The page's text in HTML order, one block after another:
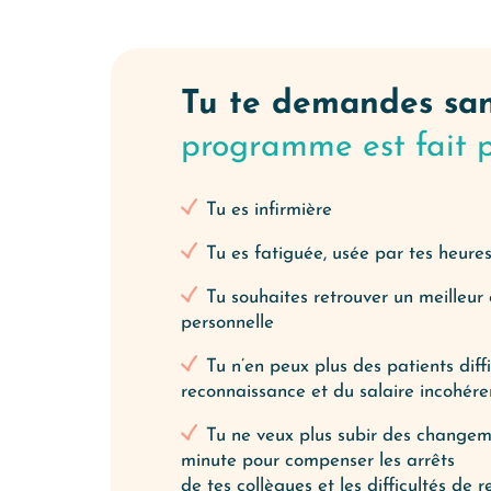
Tu te demandes
programme est fait
Tu es infirmière
Tu es fatiguée, usée par tes
Tu souhaites retrouver un
personnelle
Tu n’en peux plus des patients
reconnaissance et du salaire
Tu ne veux plus subir des
minute pour compenser les arrêts
de tes collègues et les difficultés de